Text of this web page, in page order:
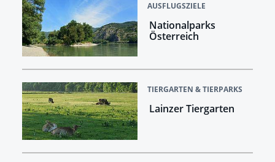
AUSFLUGSZIELE
Nationalparks
Österreich
TIERGARTEN & TIERPARKS
Lainzer Tiergarten